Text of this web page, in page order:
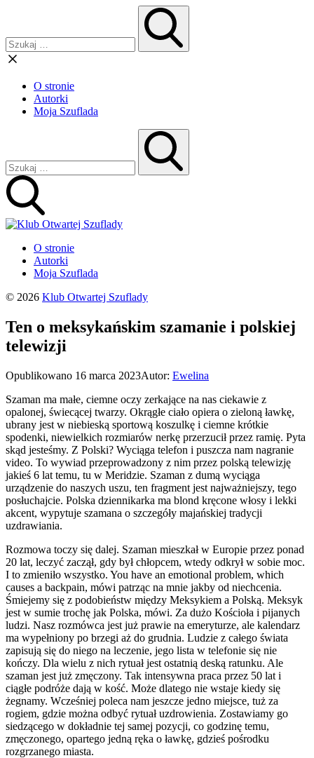
O stronie
Autorki
Moja Szuflada
O stronie
Autorki
Moja Szuflada
© 2026 Klub Otwartej Szuflady
Ten o meksykańskim szamanie i polskiej
telewizji
Opublikowano 16 marca 2023Autor: Ewelina
Szaman ma małe, ciemne oczy zerkające na nas ciekawie z
opalonej, świecącej twarzy. Okrągłe ciało opiera o zieloną ławkę,
ubrany jest w niebieską sportową koszulkę i ciemne krótkie
spodenki, niewielkich rozmiarów nerkę przerzucił przez ramię. Pyta
skąd jesteśmy. Z Polski? Wyciąga telefon i puszcza nam nagranie
video. To wywiad przeprowadzony z nim przez polską telewizję
jakieś 6 lat temu, tu w Meridzie. Szaman z dumą wyciąga
urządzenie do naszych uszu, ten fragment jest najważniejszy, tego
posłuchajcie. Polska dziennikarka ma blond kręcone włosy i lekki
akcent, wypytuje szamana o szczegóły majańskiej tradycji
uzdrawiania.
Rozmowa toczy się dalej. Szaman mieszkał w Europie przez ponad
20 lat, leczyć zaczął, gdy był chłopcem, wtedy odkrył w sobie moc.
I to zmieniło wszystko. You have an emotional problem, which
causes a backpain, mówi patrząc na mnie jakby od niechcenia.
Śmiejemy się z podobieństw między Meksykiem a Polską. Meksyk
jest w sumie trochę jak Polska, mówi. Za dużo Kościoła i pijanych
ludzi. Nasz rozmówca jest już prawie na emeryturze, ale kalendarz
ma wypełniony po brzegi aż do grudnia. Ludzie z całego świata
zapisują się do niego na leczenie, jego lista w telefonie się nie
kończy. Dla wielu z nich rytuał jest ostatnią deską ratunku. Ale
szaman jest już zmęczony. Tak intensywna praca przez 50 lat i
ciągłe podróże dają w kość. Może dlatego nie wstaje kiedy się
żegnamy. Wcześniej poleca nam jeszcze jedno miejsce, tuż za
rogiem, gdzie można odbyć rytuał uzdrowienia. Zostawiamy go
siedzącego w dokładnie tej samej pozycji, co godzinę temu,
zmęczonego, opartego jedną ręka o ławkę, gdzieś pośrodku
rozgrzanego miasta.